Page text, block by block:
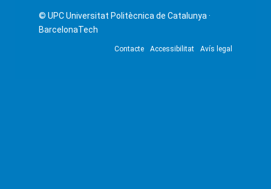
© UPCUniversitat Politècnica de Catalunya ·
BarcelonaTech
Contacte Accessibilitat Avís legal